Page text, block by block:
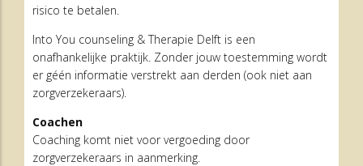
risico te betalen.
Into You counseling & Therapie Delft is een
onafhankelijke praktijk. Zonder jouw toestemming wordt
er géén informatie verstrekt aan derden (ook niet aan
zorgverzekeraars).
Coachen
Coaching komt niet voor vergoeding door
zorgverzekeraars in aanmerking.